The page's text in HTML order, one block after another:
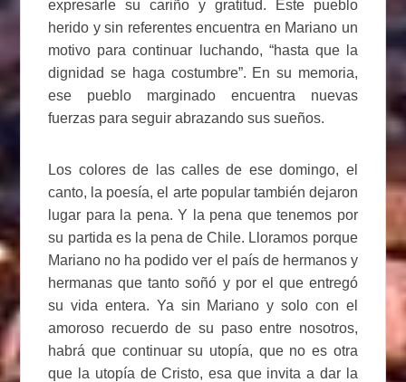
expresarle su cariño y gratitud. Este pueblo
herido y sin referentes encuentra en Mariano un
motivo para continuar luchando, “hasta que la
dignidad se haga costumbre”. En su memoria,
ese pueblo marginado encuentra nuevas
fuerzas para seguir abrazando sus sueños.
Los colores de las calles de ese domingo, el
canto, la poesía, el arte popular también dejaron
lugar para la pena. Y la pena que tenemos por
su partida es la pena de Chile. Lloramos porque
Mariano no ha podido ver el país de hermanos y
hermanas que tanto soñó y por el que entregó
su vida entera. Ya sin Mariano y solo con el
amoroso recuerdo de su paso entre nosotros,
habrá que continuar su utopía, que no es otra
que la utopía de Cristo, esa que invita a dar la